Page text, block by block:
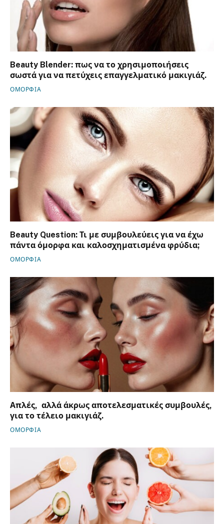
Beauty Blender: πως να το χρησιμοποιήσεις
σωστά για να πετύχεις επαγγελματικό μακιγιάζ.
ΟΜΟΡΦΙΑ
Beauty Question: Τι με συμβουλεύεις για να έχω
πάντα όμορφα και καλοσχηματισμένα φρύδια;
ΟΜΟΡΦΙΑ
Απλές, αλλά άκρως αποτελεσματικές συμβουλές,
για το τέλειο μακιγιάζ.
ΟΜΟΡΦΙΑ